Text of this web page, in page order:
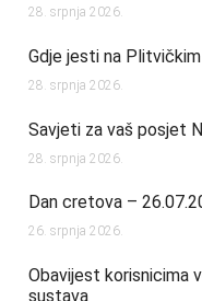
28. srpnja 2026.
Gdje jesti na
28. srpnja 2026.
Savjeti za vaš posjet
28. srpnja 2026.
Dan cretova –
26. srpnja 2026.
Obavijest korisnicima
sustava